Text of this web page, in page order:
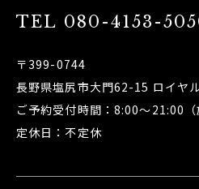
TEL 080-4153-
〒399-0744
長野県塩尻市大門62-15 ロイヤ
ご予約受付時間：8:00～21:00（
定休日：不定休